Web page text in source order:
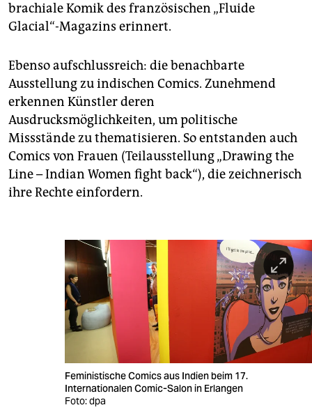
brachiale Komik des französischen „Fluide
Glacial“-Magazins erinnert.
Ebenso aufschlussreich: die benachbarte
Ausstellung zu indischen Comics. Zunehmend
erkennen Künstler deren
Ausdrucksmöglichkeiten, um politische
Missstände zu thematisieren. So entstanden auch
Comics von Frauen (Teilausstellung „Drawing the
Line – Indian Women fight back“), die zeichnerisch
ihre Rechte einfordern.
Feministische Comics aus Indien beim 17.
Internationalen Comic-Salon in Erlangen
Foto: dpa